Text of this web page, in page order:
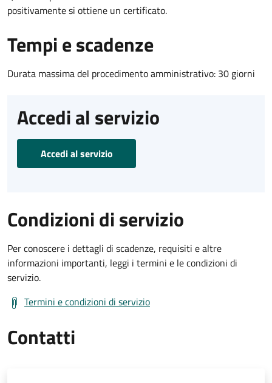
positivamente si ottiene un certificato.
Tempi e scadenze
Durata massima del procedimento amministrativo: 30 giorni
Accedi al servizio
Accedi al servizio
Condizioni di servizio
Per conoscere i dettagli di scadenze, requisiti e altre
informazioni importanti, leggi i termini e le condizioni di
servizio.
Termini e condizioni di servizio
Contatti